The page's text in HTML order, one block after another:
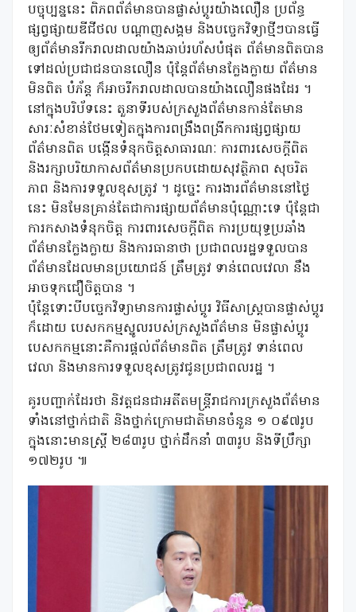
បច្ចុប្បន្ននេះ ពិភពព័ត៌មានបានផ្លាស់ប្តូរយ៉ាងលឿន ប្រព័ន្ធ
ផ្សព្វផ្សាយឌីជីថល បណ្តាញសង្គម និងបច្ចេកវិទ្យាថ្មីៗបានធ្វើ
ឲ្យព័ត៌មានរីករាលដាលយ៉ាងឆាប់រហ័សបំផុត ព័ត៌មានពិតបាន
ទៅដល់ប្រជាជនបានលឿន ប៉ុន្តែព័ត៌មានក្លែងក្លាយ ព័ត៌មាន
មិនពិត បំភ័ន្ត ក៏អាចរីករាលដាលបានយ៉ាងលឿនផងដែរ ។
នៅក្នុងបរិប័ទនេះ តួនាទីរបស់ក្រសួងព័ត៌មានកាន់តែមាន
សារៈសំខាន់ថែមទៀតក្នុងការពង្រឹងពង្រីកការផ្សព្វផ្សាយ
ព័ត៌មានពិត បង្កើនទំនុកចិត្តសាធារណៈ ការពារសេចក្តីពិត
និងរក្សាបរិយាកាសព័ត៌មានប្រកបដោយសុវត្ថិភាព សុចរិត
ភាព និងការទទួលខុសត្រូវ ។ ដូច្នេះ ការងារព័ត៌មាននៅថ្ងៃ
នេះ មិនមែនគ្រាន់តែជាការផ្សាយព័ត៌មានប៉ុណ្ណោះទេ ប៉ុន្តែជា
ការកសាងទំនុកចិត្ត ការពារសេចក្តីពិត ការប្រយុទ្ធប្រឆាំង
ព័ត៌មានក្លែងក្លាយ និងការធានាថា ប្រជាពលរដ្ឋទទួលបាន
ព័ត៌មានដែលមានប្រយោជន៍ ត្រឹមត្រូវ ទាន់ពេលវេលា នឹង
អាចទុកជឿចិត្តបាន ។
ប៉ុន្តែទោះបីបច្ចេកវិទ្យាមានការផ្លាស់ប្តូរ វិធីសាស្រ្តបានផ្លាស់ប្តូរ
ក៏ដោយ បេសកកម្មស្នូលរបស់ក្រសួងព័ត៌មាន មិនផ្លាស់ប្តូរ
បេសកកម្មនោះគឺការផ្តល់ព័ត៌មានពិត ត្រឹមត្រូវ ទាន់ពេល
វេលា និងមានការទទួលខុសត្រូវជូនប្រជាពលរដ្ឋ ។
គូរបញ្ជាក់ដែរថា និវត្តជនជាអតីតមន្ត្រីរាជការក្រសួងព័ត៌មាន
ទាំងនៅថ្នាក់ជាតិ និងថ្នាក់ក្រោមជាតិមានចំនួន ១ ០៩៧រូប
ក្នុងនោះមានស្រ្តី ២៨៣រូប ថ្នាក់ដឹកនាំ ៣៣រូប និងទីប្រឹក្សា
១៧២រូប ៕